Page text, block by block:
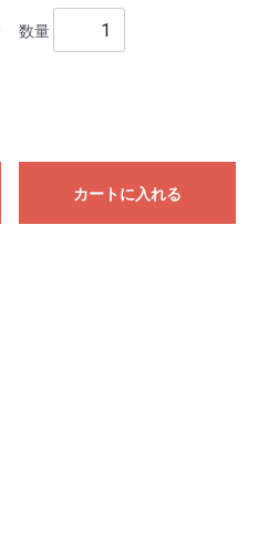
数量
カートに入れる